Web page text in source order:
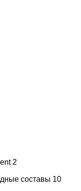
2
составы 10